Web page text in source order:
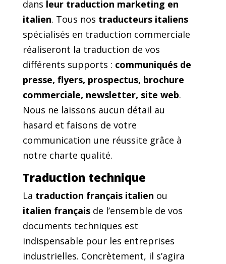
dans leur traduction marketing en
italien. Tous nos traducteurs italiens
spécialisés en traduction commerciale
réaliseront la traduction de vos
différents supports : communiqués de
presse, flyers, prospectus, brochure
commerciale, newsletter, site web.
Nous ne laissons aucun détail au
hasard et faisons de votre
communication une réussite grâce à
notre charte qualité.
Traduction technique
La traduction français italien ou
italien françaisde l’ensemble de vos
documents techniques est
indispensable pour les entreprises
industrielles. Concrètement, il s’agira